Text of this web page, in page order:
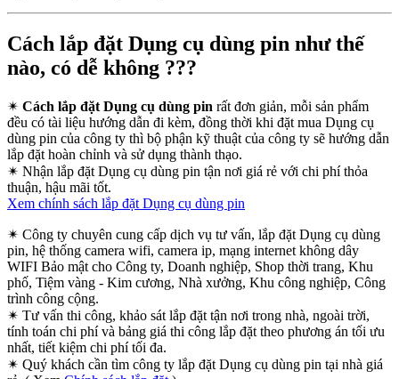
Cách lắp đặt Dụng cụ dùng pin như thế
nào, có dễ không ???
✴ Cách lắp đặt Dụng cụ dùng pin rất đơn giản, mỗi sản phẩm
đều có tài liệu hướng dẫn đi kèm, đồng thời khi đặt mua Dụng cụ
dùng pin của công ty thì bộ phận kỹ thuật của công ty sẽ hướng dẫn
lắp đặt hoàn chỉnh và sử dụng thành thạo.
✴ Nhận lắp đặt Dụng cụ dùng pin tận nơi giá rẻ với chi phí thỏa
thuận, hậu mãi tốt.
Xem chính sách lắp đặt Dụng cụ dùng pin
✴ Công ty chuyên cung cấp dịch vụ tư vấn, lắp đặt Dụng cụ dùng
pin, hệ thống camera wifi, camera ip, mạng internet không dây
WIFI Bảo mật cho Công ty, Doanh nghiệp, Shop thời trang, Khu
phố, Tiệm vàng - Kim cương, Nhà xưởng, Khu công nghiệp, Công
trình công cộng.
✴ Tư vấn thi công, khảo sát lắp đặt tận nơi trong nhà, ngoài trời,
tính toán chi phí và bảng giá thi công lắp đặt theo phương án tối ưu
nhất, tiết kiệm chi phí tối đa.
✴ Quý khách cần tìm công ty lắp đặt Dụng cụ dùng pin tại nhà giá